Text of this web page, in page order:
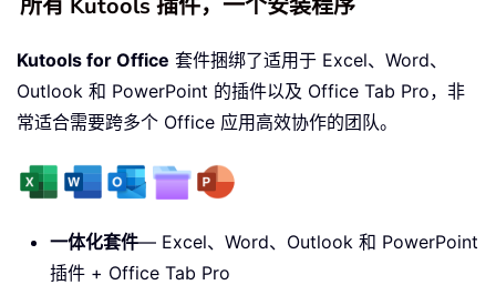
Kutools for Office 套件捆绑了适用于 Excel、Word、
Outlook 和 PowerPoint 的插件以及 Office Tab Pro，非
常适合需要跨多个 Office 应用高效协作的团队。
一体化套件— Excel、Word、Outlook 和 PowerPoint
插件 + Office Tab Pro